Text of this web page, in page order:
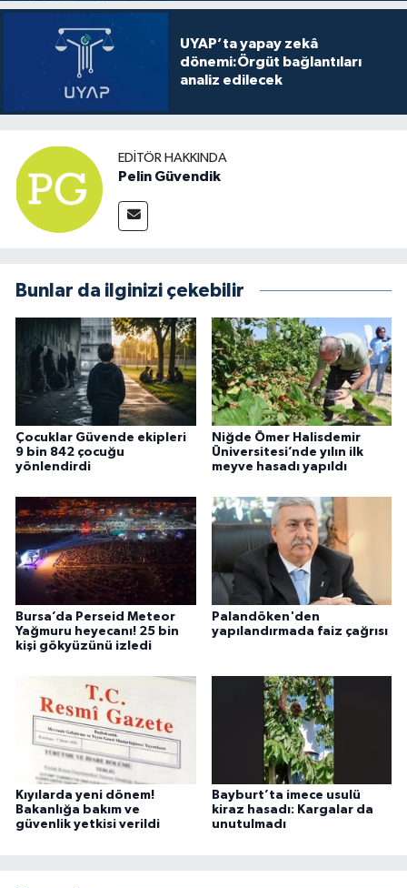
UYAP’ta yapay zekâ
dönemi:Örgüt bağlantıları
analiz edilecek
EDITÖR HAKKINDA
Pelin Güvendik
Bunlar da ilginizi çekebilir
Çocuklar Güvende ekipleri
9 bin 842 çocuğu
yönlendirdi
Niğde Ömer Halisdemir
Üniversitesi’nde yılın ilk
meyve hasadı yapıldı
Bursa’da Perseid Meteor
Yağmuru heyecanı! 25 bin
kişi gökyüzünü izledi
Palandöken'den
yapılandırmada faiz çağrısı
Kıyılarda yeni dönem!
Bakanlığa bakım ve
güvenlik yetkisi verildi
Bayburt’ta imece usulü
kiraz hasadı: Kargalar da
unutulmadı